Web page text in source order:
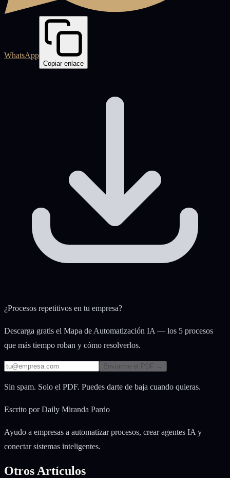
WhatsApp
Copiar enlace
¿Procesos repetitivos en tu empresa?
Descarga gratis el Mapa de Automatización IA — los 5 procesos
que más tiempo roban y cómo resolverlos.
Enviarme el PDF →
Sin spam. Solo el PDF. Puedes darte de baja cuando quieras.
Escrito por Daily Miranda Pardo
Ayudo a empresas a automatizar procesos, crear agentes IA y
conectar sistemas inteligentes.
Otros Artículos